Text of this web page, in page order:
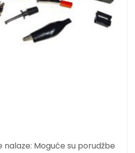
nalaze: Moguće su porudžbe